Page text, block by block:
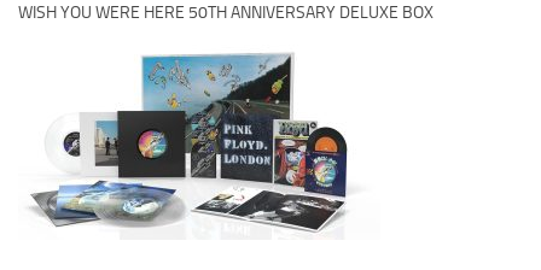
WISH YOU WERE HERE 50TH ANNIVERSARY DELUXE BOX